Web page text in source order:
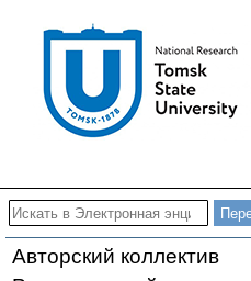
Авторский коллектив